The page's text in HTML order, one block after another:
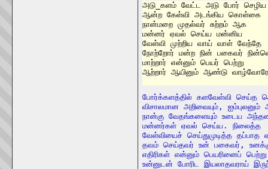
அடு_களம் வேட்ட அடு போர் செழிய
ஆன்ற கேள்வி அடங்கிய கொள்கை
நான்மறை முதல்வர் சுற்றம் ஆக
மன்னர் ஏவல் செய்ய மன்னிய
வேள்வி முற்றிய வாய் வாள் வேந்தே		15
நோற்றோர் மன்ற நின் பகைவர்
மாற்றார் என்னும் பெயர் பெற்று
ஆற்றார் ஆயினும் ஆண்டு வாழ்வோரே
போர்க்களத்தில் களவேள்வி செய்த
விசாலமான அறிவையும், ஐம்புலனும்
நான்கு வேதங்களையும் உடைய அந்தணர்
மன்னர்கள் ஏவல் செய்ய. நிலைத்த
வேள்வியைச் செய்துமுடித்த
தவம் செய்தவர் உன் பகைவர்,
எதிரிகள் என்னும் பெயரினைப் பெற்று
உன்னுடன் போரிட இயலாதவராய்